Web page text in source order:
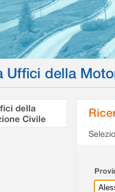
Uffici della
della
Civile